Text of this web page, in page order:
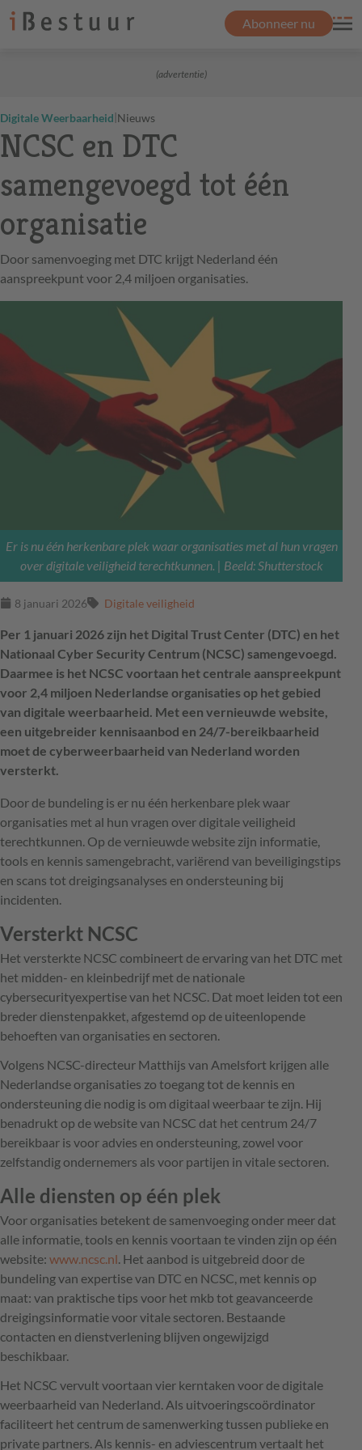
Abonneer nu
(advertentie)
Digitale Weerbaarheid|Nieuws
NCSC en DTC
samengevoegd tot één
organisatie
Door samenvoeging met DTC krijgt Nederland één
aanspreekpunt voor 2,4 miljoen organisaties.
Er is nu één herkenbare plek waar organisaties met al hun vragen
over digitale veiligheid terechtkunnen. | Beeld: Shutterstock
8 januari 2026 Digitale veiligheid
Per 1 januari 2026 zijn het Digital Trust Center (DTC) en het
Nationaal Cyber Security Centrum (NCSC) samengevoegd.
Daarmee is het NCSC voortaan het centrale aanspreekpunt
voor 2,4 miljoen Nederlandse organisaties op het gebied
van digitale weerbaarheid. Met een vernieuwde website,
een uitgebreider kennisaanbod en 24/7-bereikbaarheid
moet de cyberweerbaarheid van Nederland worden
versterkt.
Door de bundeling is er nu één herkenbare plek waar
organisaties met al hun vragen over digitale veiligheid
terechtkunnen. Op de vernieuwde website zijn informatie,
tools en kennis samengebracht, variërend van beveiligingstips
en scans tot dreigingsanalyses en ondersteuning bij
incidenten.
Versterkt NCSC
Het versterkte NCSC combineert de ervaring van het DTC met
het midden- en kleinbedrijf met de nationale
cybersecurityexpertise van het NCSC. Dat moet leiden tot een
breder dienstenpakket, afgestemd op de uiteenlopende
behoeften van organisaties en sectoren.
Volgens NCSC-directeur Matthijs van Amelsfort krijgen alle
Nederlandse organisaties zo toegang tot de kennis en
ondersteuning die nodig is om digitaal weerbaar te zijn. Hij
benadrukt op de website van NCSC dat het centrum 24/7
bereikbaar is voor advies en ondersteuning, zowel voor
zelfstandig ondernemers als voor partijen in vitale sectoren.
Alle diensten op één plek
Voor organisaties betekent de samenvoeging onder meer dat
alle informatie, tools en kennis voortaan te vinden zijn op één
website: www.ncsc.nl . Het aanbod is uitgebreid door de
bundeling van expertise van DTC en NCSC, met kennis op
maat: van praktische tips voor het mkb tot geavanceerde
dreigingsinformatie voor vitale sectoren. Bestaande
contacten en dienstverlening blijven ongewijzigd
beschikbaar.
Het NCSC vervult voortaan vier kerntaken voor de digitale
weerbaarheid van Nederland. Als uitvoeringscoördinator
faciliteert het centrum de samenwerking tussen publieke en
private partners. Als kennis- en adviescentrum vertaalt het